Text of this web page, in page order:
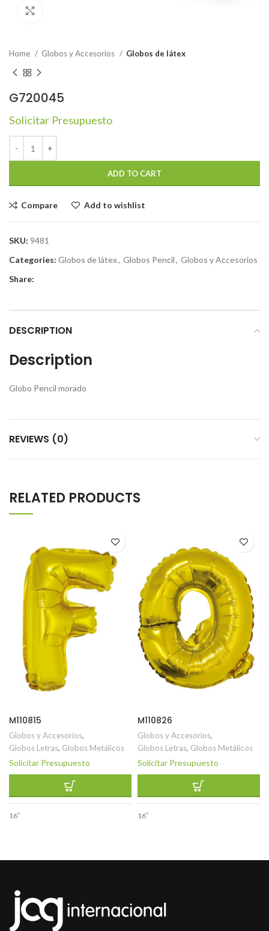
Home Globos y Accesorios Globos de látex
G720045
Solicitar Presupuesto
ADD TO CART
Compare Add to wishlist
SKU: 9481
Categories: Globos de látex, Globos Pencil, Globos y Accesorios
Share:
DESCRIPTION
Description
Globo Pencil morado
REVIEWS (0)
RELATED PRODUCTS
M110815
Globos y Accesorios,
Globos Letras, Globos Metálicos
Solicitar Presupuesto
16″
M110826
Globos y Accesorios,
Globos Letras, Globos Metálicos
Solicitar Presupuesto
16″